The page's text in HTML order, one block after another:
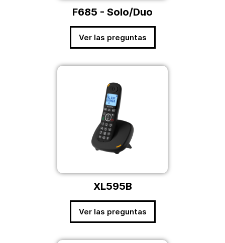
F685 - Solo/Duo
Ver las preguntas
XL595B
Ver las preguntas